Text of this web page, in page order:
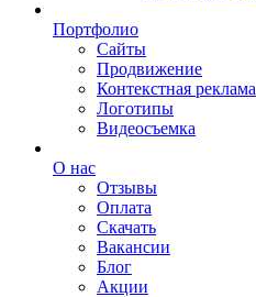
Портфолио
Сайты
Продвижение
Контекстная реклама
Логотипы
Видеосъемка
О нас
Отзывы
Оплата
Скачать
Вакансии
Блог
Акции